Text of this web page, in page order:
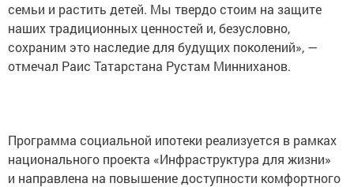
семьи и растить детей. Мы твердо стоим на защите
наших традиционных ценностей и, безусловно,
сохраним это наследие для будущих поколений», —
отмечал Раис Татарстана Рустам Минниханов.
Программа социальной ипотеки реализуется в рамках
национального проекта «Инфраструктура для жизни»
и направлена на повышение доступности комфортного